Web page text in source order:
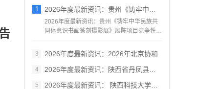
1 2026年度最新资讯：贵州《铸牢中华民族
2026年度最新资讯：贵州《铸牢中华民族共
同体意识书画篆刻摄影展》展陈项目竞争性磋
3
2026年度最新资讯：2026年北京协和
4 2026年度最新资讯：陕西省丹凤县棣花葡
5 2026年度最新资讯： 陕西科技大学西北